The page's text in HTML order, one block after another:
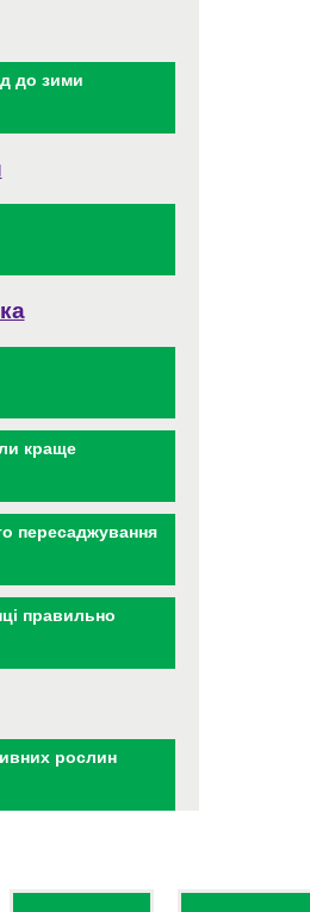
до зими
краще
пересаджування
правильно
рослин